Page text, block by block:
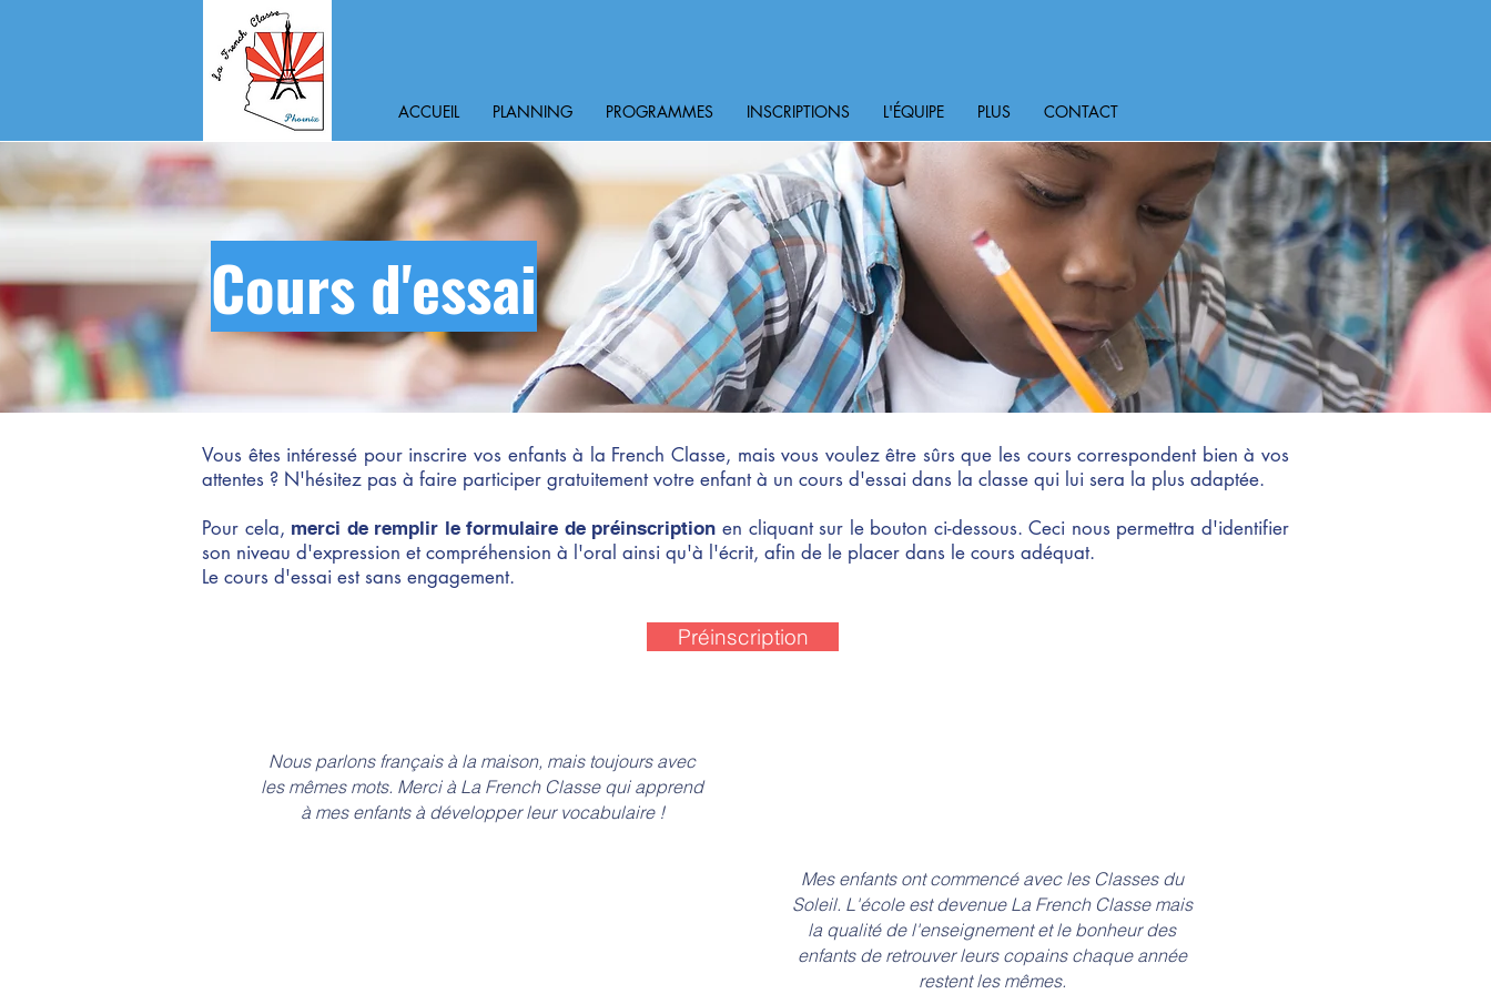
ACCUEIL PLANNING PROGRAMMES INSCRIPTIONS L'ÉQUIPE PLUS CONTACT
Cours d'essai
Vous êtes intéressé pour inscrire vos enfants à la French Classe, mais vous voulez être sûrs que les cours correspondent bien à vos
attentes ? N'hésitez pas à faire participer gratuitement votre enfant à un cours d'essai dans la classe qui lui sera la plus adaptée.
Pour cela, merci de remplir le formulaire de préinscriptionen cliquant sur le bouton ci-dessous. Ceci nous permettra d'identifier
son niveau d'expression et compréhension à l'oral ainsi qu'à l'écrit, afin de le placer dans le cours adéquat.
Le cours d'essai est sans engagement.
Préinscription
Nous parlons français à la maison, mais toujours avec
les mêmes mots. Merci à La French Classe qui apprend
à mes enfants à développer leur vocabulaire !
Mes enfants ont commencé avec les Classes du
Soleil. L'école est devenue La French Classe mais
la qualité de l'enseignement et le bonheur des
enfants de retrouver leurs copains chaque année
restent les mêmes.